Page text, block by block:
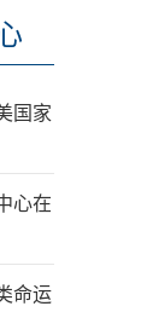
国家
心在
命运